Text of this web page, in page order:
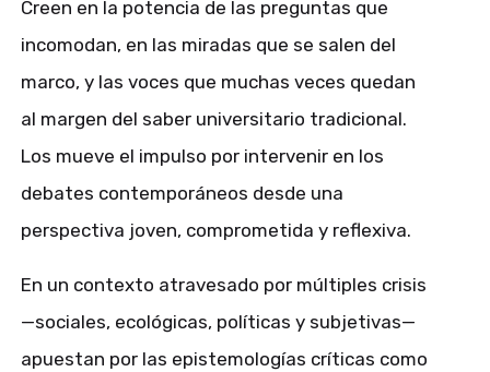
Creen en la potencia de las preguntas que
incomodan, en las miradas que se salen del
marco, y las voces que muchas veces quedan
al margen del saber universitario tradicional.
Los mueve el impulso por intervenir en los
debates contemporáneos desde una
perspectiva joven, comprometida y reflexiva.
En un contexto atravesado por múltiples crisis
—sociales, ecológicas, políticas y subjetivas—
apuestan por las epistemologías críticas como